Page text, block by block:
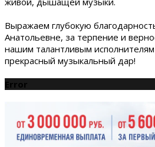
Выражаем глубокую
Анатольевне, за терпение и
нашим талантливым
прекрасный музыкальный дар!
Error